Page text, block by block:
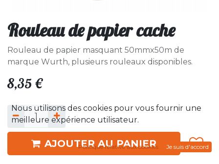
Rouleau de papier cache
Rouleau de papier masquant 50mmx50m de
marque Wurth, plusieurs rouleaux disponibles.
8,35 €
AJOUTER AU PANIER
Nous utilisons des cookies pour vous fournir une
meilleure expérience utilisateur.
Politique relative aux cookies Je suis d'accord